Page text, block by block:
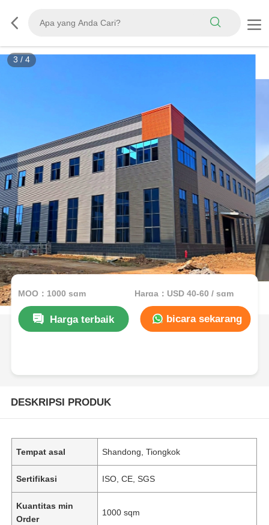
3 / 4
MOQ：1000 sqm Harga：USD 40-60 / sqm
Harga terbaik bicara sekarang
DESKRIPSI PRODUK
Tempat asal Shandong, Tiongkok
Sertifikasi ISO, CE, SGS
Kuantitas min
Order
1000 sqm